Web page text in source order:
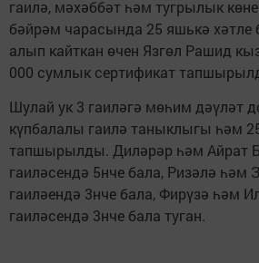
гаилә, мәхәббәт һәм тугрылык
бәйрәм чарасында 25 яшькә хәтле
алып кайткан өчен Язгөл Рашид
000 сумлык сертификат
Шулай ук 3 гаиләгә мөһим дәүләт
күпбалалы гаилә таныклыгы һәм
тапшырылды. Диләрәр һәм Айрат
гаиләсендә 5нче бала, Ризәлә һәм
гаиләендә 3нче бала, Фирүзә һәм
гаиләсендә 3нче бала туган.